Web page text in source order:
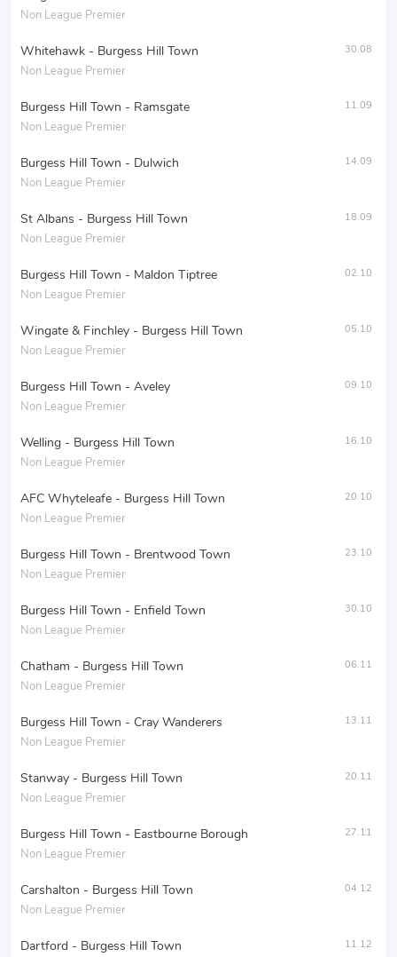
Non League Premier
Whitehawk - Burgess Hill Town
Non League Premier
30.08
Burgess Hill Town - Ramsgate
Non League Premier
11.09
Burgess Hill Town - Dulwich
Non League Premier
14.09
St Albans - Burgess Hill Town
Non League Premier
18.09
Burgess Hill Town - Maldon Tiptree
Non League Premier
02.10
Wingate & Finchley - Burgess Hill Town
Non League Premier
05.10
Burgess Hill Town - Aveley
Non League Premier
09.10
Welling - Burgess Hill Town
Non League Premier
16.10
AFC Whyteleafe - Burgess Hill Town
Non League Premier
20.10
Burgess Hill Town - Brentwood Town
Non League Premier
23.10
Burgess Hill Town - Enfield Town
Non League Premier
30.10
Chatham - Burgess Hill Town
Non League Premier
06.11
Burgess Hill Town - Cray Wanderers
Non League Premier
13.11
Stanway - Burgess Hill Town
Non League Premier
20.11
Burgess Hill Town - Eastbourne Borough
Non League Premier
27.11
Carshalton - Burgess Hill Town
Non League Premier
04.12
Dartford - Burgess Hill Town 11.12